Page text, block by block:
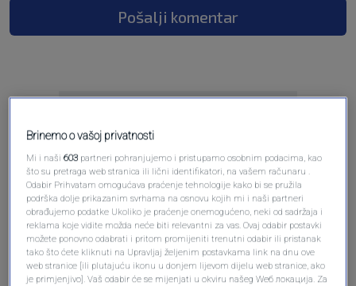
Pošalji komentar
Oglas
Brinemo o vašoj privatnosti
Mi i naši603 partneri pohranjujemo i pristupamo osobnim podacima, kao
što su pretraga web stranica ili lični identifikatori, na vašem računaru .
Odabir Prihvatam omogućava praćenje tehnologije kako bi se pružila
podrška dolje prikazanim svrhama na osnovu kojih mi i naši partneri
obrađujemo podatke Ukoliko je praćenje onemogućeno, neki od sadržaja i
reklama koje vidite možda neće biti relevantni za vas. Ovaj odabir postavki
možete ponovno odabrati i pritom promijeniti trenutni odabir ili pristanak
tako što ćete kliknuti na Upravljaj željenim postavkama link na dnu ove
web stranice [ili plutajuću ikonu u donjem lijevom dijelu web stranice, ako
je primjenjivo]. Vaš odabir će se mijenjati u okviru našeg Wеб локација. Za